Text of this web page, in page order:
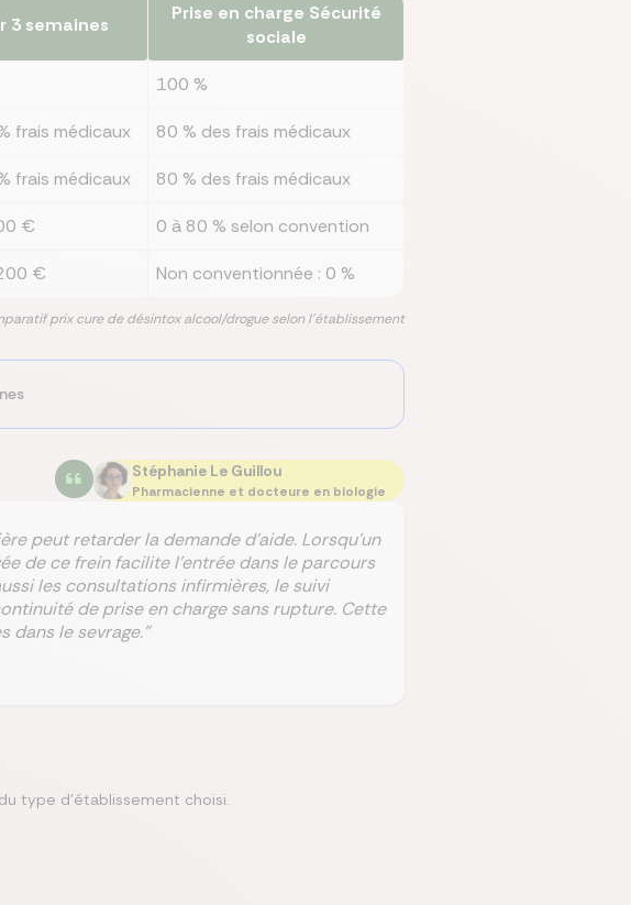
3 semaines
Prise en charge Sécurité
sociale
100 %
frais médicaux 80 % des frais médicaux
frais médicaux 80 % des frais médicaux
€ 0 à 80 % selon convention
€ Non conventionnée : 0 %
prix cure de désintox alcool/drogue selon l'établissement
Stéphanie Le Guillou
Pharmacienne et docteure en biologie
peut retarder la demande d’aide. Lorsqu’un
de ce frein facilite l’entrée dans le parcours
les consultations infirmières, le suivi
de prise en charge sans rupture. Cette
dans le sevrage."
type d’établissement choisi.